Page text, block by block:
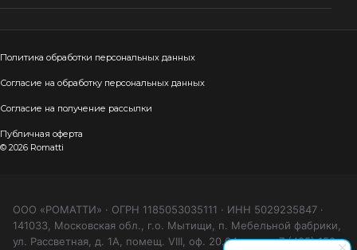
Политика обработки персональных данных
Согласие на обработку персональных данных
Согласие на получение рассылки
Публичная оферта
© 2026 Romatti
ООО «РОМАТТИ» · ОГРН 1185053035111 · ИНН 5029235847 ·
141033, Московская обл., г.о. Мытищи, п. Мебельной фабрики,
ул. Рассветная, д. 1А, помещ. VIII, оф. 20.04 · тел. +7 (495) 150-